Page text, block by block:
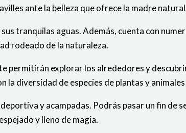
ante la belleza que ofrece la madre
tranquilas aguas. Además, cuenta con
rodeado de la naturaleza.
permitirán explorar los alrededores y
diversidad de especies de plantas y animales
y acampadas. Podrás pasar un fin de
y lleno de magia.